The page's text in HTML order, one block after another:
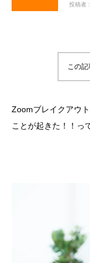
投稿者 :
この
Zoomブレイクアウ
ことが起きた！！っ